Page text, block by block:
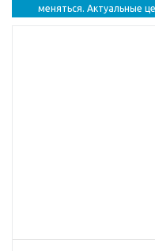
меняться. Актуальные